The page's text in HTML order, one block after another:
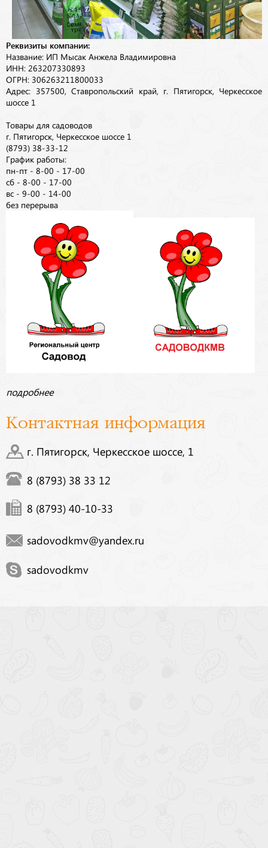
Реквизиты компании:
Название: ИП Мысак Анжела Владимировна
ИНН: 263207330893
ОГРН: 306263211800033
Адрес: 357500, Ставропольский край, г. Пятигорск, Черкесское
шоссе 1
Товары для садоводов
г. Пятигорск, Черкесское шоссе 1
(8793) 38-33-12
График работы:
пн-пт - 8-00 - 17-00
сб - 8-00 - 17-00
вс - 9-00 - 14-00
без перерыва
подробнее
Контактная информация
г. Пятигорск, Черкесское шоссе, 1
8 (8793) 38 33 12
8 (8793) 40-10-33
sadovodkmv@yandex.ru
sadovodkmv